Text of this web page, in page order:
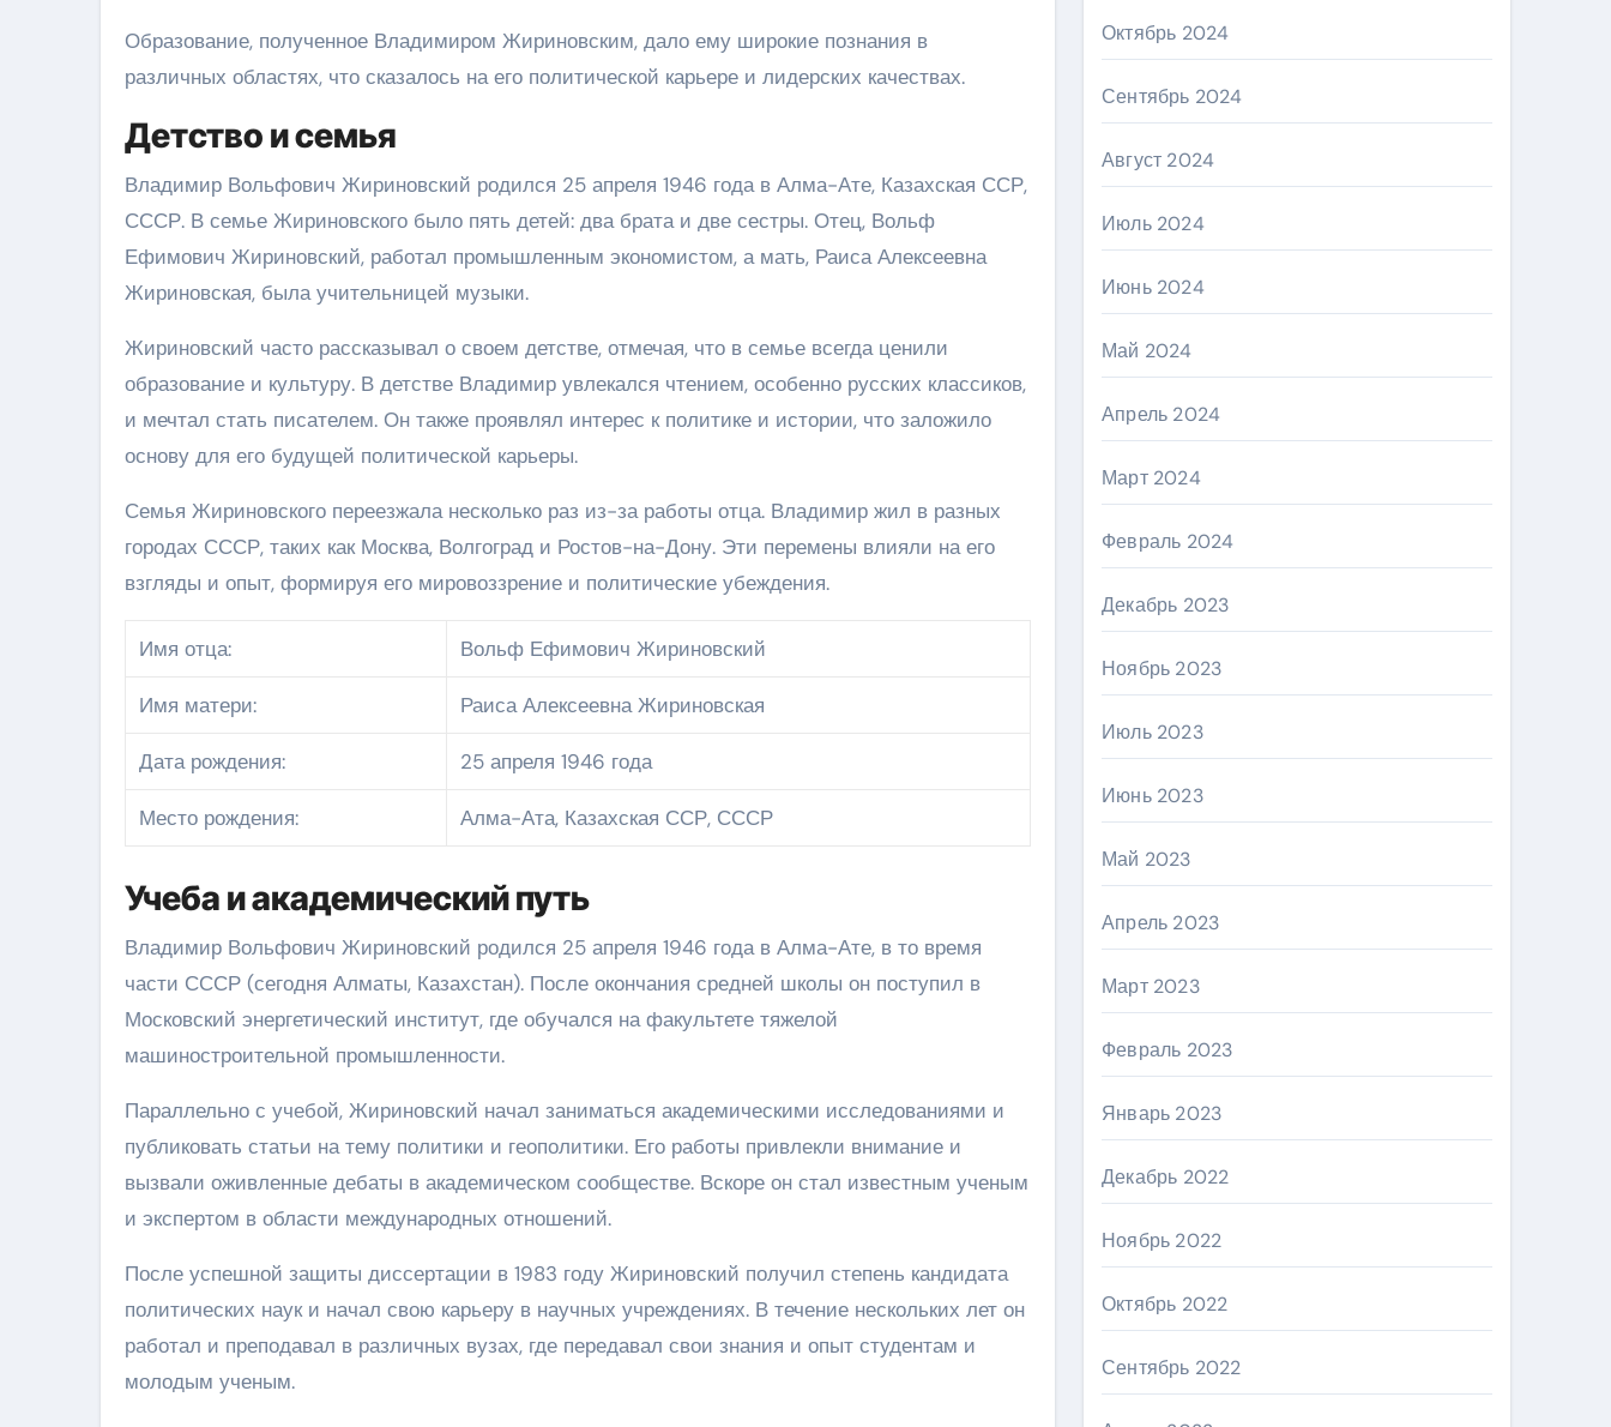
Образование, полученное Владимиром Жириновским, дало ему широкие познания в
различных областях, что сказалось на его политической карьере и лидерских качествах.
Детство и семья
Владимир Вольфович Жириновский родился 25 апреля 1946 года в Алма-Ате, Казахская ССР,
СССР. В семье Жириновского было пять детей: два брата и две сестры. Отец, Вольф
Ефимович Жириновский, работал промышленным экономистом, а мать, Раиса Алексеевна
Жириновская, была учительницей музыки.
Жириновский часто рассказывал о своем детстве, отмечая, что в семье всегда ценили
образование и культуру. В детстве Владимир увлекался чтением, особенно русских классиков,
и мечтал стать писателем. Он также проявлял интерес к политике и истории, что заложило
основу для его будущей политической карьеры.
Семья Жириновского переезжала несколько раз из-за работы отца. Владимир жил в разных
городах СССР, таких как Москва, Волгоград и Ростов-на-Дону. Эти перемены влияли на его
взгляды и опыт, формируя его мировоззрение и политические убеждения.
Имя отца: Вольф Ефимович Жириновский
Имя матери: Раиса Алексеевна Жириновская
Дата рождения: 25 апреля 1946 года
Место рождения: Алма-Ата, Казахская ССР, СССР
Учеба и академический путь
Владимир Вольфович Жириновский родился 25 апреля 1946 года в Алма-Ате, в то время
части СССР (сегодня Алматы, Казахстан). После окончания средней школы он поступил в
Московский энергетический институт, где обучался на факультете тяжелой
машиностроительной промышленности.
Параллельно с учебой, Жириновский начал заниматься академическими исследованиями и
публиковать статьи на тему политики и геополитики. Его работы привлекли внимание и
вызвали оживленные дебаты в академическом сообществе. Вскоре он стал известным ученым
и экспертом в области международных отношений.
После успешной защиты диссертации в 1983 году Жириновский получил степень кандидата
политических наук и начал свою карьеру в научных учреждениях. В течение нескольких лет он
работал и преподавал в различных вузах, где передавал свои знания и опыт студентам и
молодым ученым.
Октябрь 2024
Сентябрь 2024
Август 2024
Июль 2024
Июнь 2024
Май 2024
Апрель 2024
Март 2024
Февраль 2024
Декабрь 2023
Ноябрь 2023
Июль 2023
Июнь 2023
Май 2023
Апрель 2023
Март 2023
Февраль 2023
Январь 2023
Декабрь 2022
Ноябрь 2022
Октябрь 2022
Сентябрь 2022